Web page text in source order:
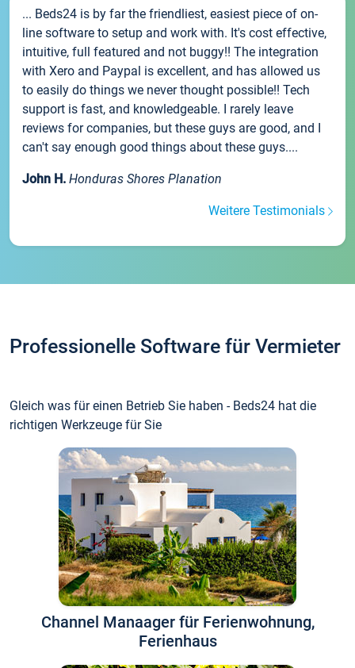
... Beds24 is by far the friendliest, easiest piece of on-
line software to setup and work with. It's cost effective,
intuitive, full featured and not buggy!! The integration
with Xero and Paypal is excellent, and has allowed us
to easily do things we never thought possible!! Tech
support is fast, and knowledgeable. I rarely leave
reviews for companies, but these guys are good, and I
can't say enough good things about these guys....
John H. Honduras Shores Planation
Weitere Testimonials
Professionelle Software für Vermieter
Gleich was für einen Betrieb Sie haben - Beds24 hat die
richtigen Werkzeuge für Sie
Channel Manaager für Ferienwohnung,
Ferienhaus